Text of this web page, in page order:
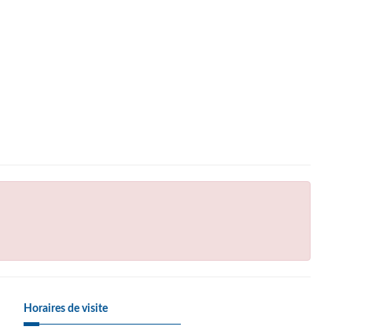
Horaires de visite